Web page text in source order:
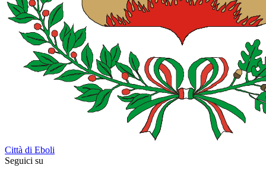
Città di Eboli
Seguici su